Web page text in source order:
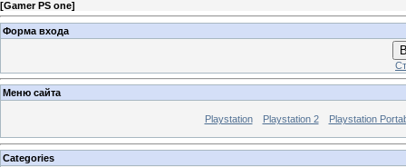
[Gamer PS one]
Форма входа
Меню сайта
Playstation Playstation 2 Playstation
Categories